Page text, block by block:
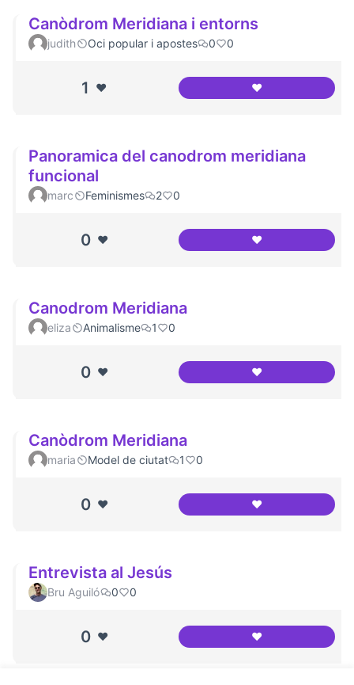
Canòdrom Meridiana i entorns
judith Oci popular i apostes 0 0
1 ❤️ ❤️Canòdrom
Panoramica del canodrom meridiana
funcional
marc Feminismes 2 0
0 ❤️ ❤️Panoramica del
Canodrom Meridiana
eliza Animalisme 1 0
0 ❤️ ❤️Canodrom
Canòdrom Meridiana
maria Model de ciutat 1 0
0 ❤️ ❤️Canòdrom
Entrevista al Jesús
Bru Aguiló 0 0
0 ❤️ ❤️Entrevista al